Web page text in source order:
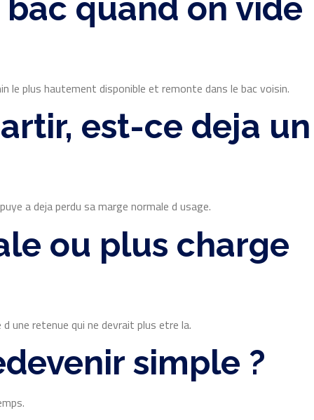
quand on vide
le plus hautement disponible et remonte dans le bac voisin.
est-ce deja un
a deja perdu sa marge normale d usage.
ou plus charge
une retenue qui ne devrait plus etre la.
simple ?